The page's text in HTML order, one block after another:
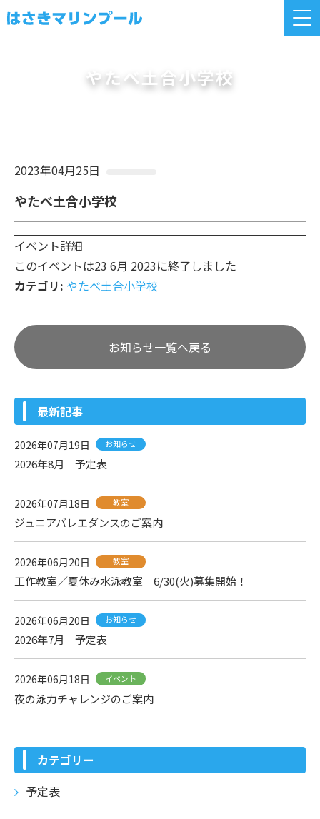
やたべ土合小学校
2023年04月25日
やたべ土合小学校
イベント詳細
このイベントは23 6月 2023に終了しました
カテゴリ: やたべ土合小学校
お知らせ一覧へ戻る
最新記事
2026年07月19日 お知らせ
2026年8月 予定表
2026年07月18日 教室
ジュニアバレエダンスのご案内
2026年06月20日 教室
工作教室／夏休み水泳教室 6/30(火)募集開始！
2026年06月20日 お知らせ
2026年7月 予定表
2026年06月18日 イベント
夜の泳力チャレンジのご案内
カテゴリー
予定表